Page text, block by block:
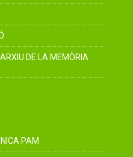
DE LA MEMÒRIA
PAM